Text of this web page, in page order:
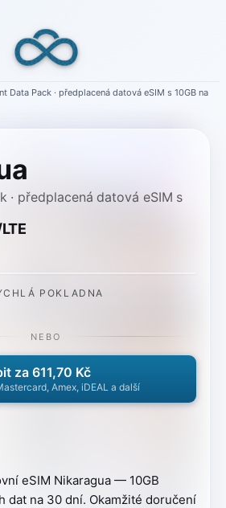
Data Pack · předplacená datová eSIM s 10GB na
· předplacená datová eSIM s
eSIM Nikaragua — 10GB
dat na 30 dní. Okamžité doručení
POKLADNA
NEBO
za 611,70 Kč
Amex, iDEAL a další